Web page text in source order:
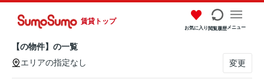
賃貸トップ
お気に入り閲覧履歴メニュー
【の物件】の一覧
エリアの指定なし
変更